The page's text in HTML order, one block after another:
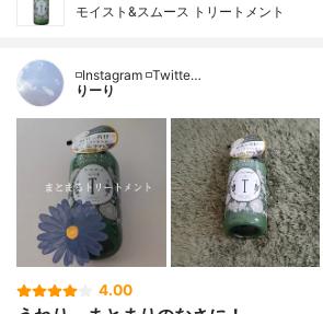
モイスト&スムース トリートメント
◽️Instagram ◽️Twitte…
りーり
4.00